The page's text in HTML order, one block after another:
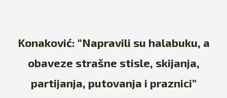
Konaković: “Napravili su halabuku, a
obaveze strašne stisle, skijanja,
partijanja, putovanja i praznici”